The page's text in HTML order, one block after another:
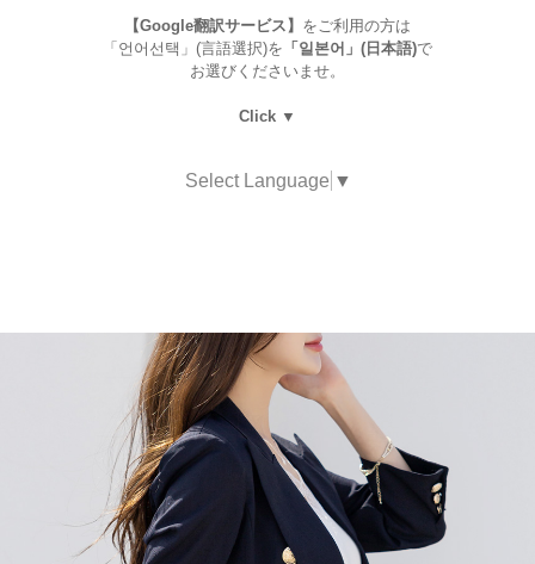
【Google翻訳サービス】 をご利用の方は
「언어선택」(言語選択)を 「일본어」(日本語)で
お選びくださいませ。
Click ▼
Select Language ▼